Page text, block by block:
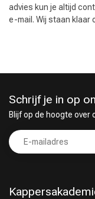
advies kun je altijd
e-mail. Wij staan klaar
Schrijf je in op
Blijf op de hoogte